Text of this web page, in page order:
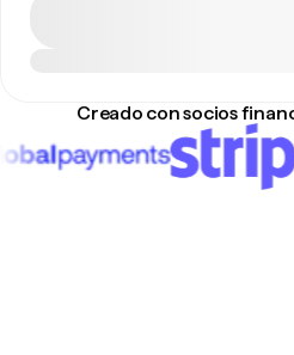
Creado con socios